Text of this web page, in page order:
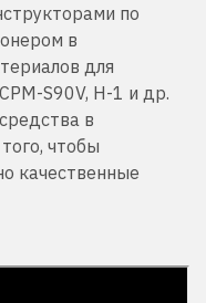
по
в
для
S90V, H-1 и др.
в
чтобы
качественные